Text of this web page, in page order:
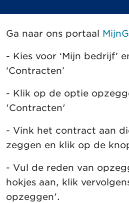
Ga naar ons portaal
- Kies voor ‘Mijn bedrijf’
‘Contracten’
- Klik op de optie
'Contracten'
- Vink het contract aan
zeggen en klik op de
- Vul de reden van
hokjes aan, klik
opzeggen'.